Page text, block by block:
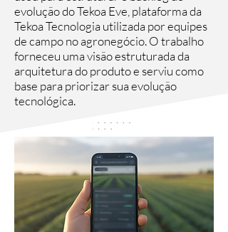
evolução do Tekoa Eve, plataforma da
Tekoa Tecnologia utilizada por equipes
de campo no agronegócio. O trabalho
forneceu uma visão estruturada da
arquitetura do produto e serviu como
base para priorizar sua evolução
tecnológica.